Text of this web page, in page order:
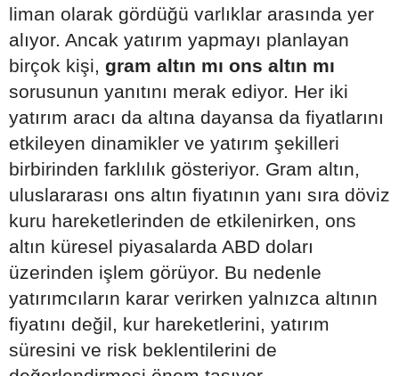
liman olarak gördüğü varlıklar arasında yer
alıyor. Ancak yatırım yapmayı planlayan
birçok kişi, gram altın mı ons altın mı
sorusunun yanıtını merak ediyor. Her iki
yatırım aracı da altına dayansa da fiyatlarını
etkileyen dinamikler ve yatırım şekilleri
birbirinden farklılık gösteriyor. Gram altın,
uluslararası ons altın fiyatının yanı sıra döviz
kuru hareketlerinden de etkilenirken, ons
altın küresel piyasalarda ABD doları
üzerinden işlem görüyor. Bu nedenle
yatırımcıların karar verirken yalnızca altının
fiyatını değil, kur hareketlerini, yatırım
süresini ve risk beklentilerini de